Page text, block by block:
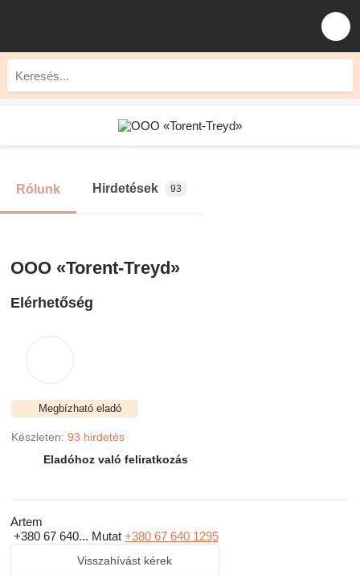
Rólunk Hirdetések 93
OOO «Torent-Treyd»
Elérhetőség
Megbízható eladó
Készleten: 93 hirdetés
Eladóhoz való feliratkozás
Artem
+380 67 640... Mutat +380 67 640 1295
Visszahívást kérek